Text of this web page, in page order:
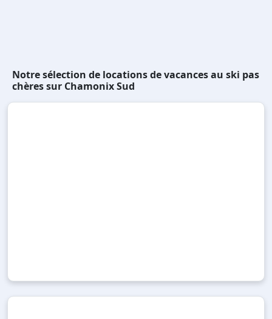
Notre sélection de locations de vacances au ski pas
chères sur Chamonix Sud